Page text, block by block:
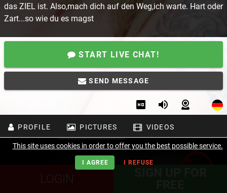
das ZIEL ist. Also,mach dich auf den Weg,ich warte. Hart oder
Zart...so wie du es magst
START LIVE CHAT!
SEND MESSAGE
PROFILE PICTURES VIDEOS
LOGIN
This site uses cookies in order to offer you the best possible service.
I AGREE I REFUSE